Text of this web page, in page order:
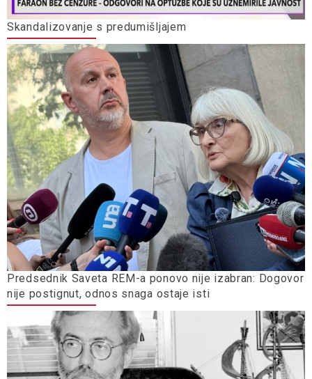
Skandalizovanje s predumišljajem
Predsednik Saveta REM-a ponovo nije izabran: Dogovor
nije postignut, odnos snaga ostaje isti